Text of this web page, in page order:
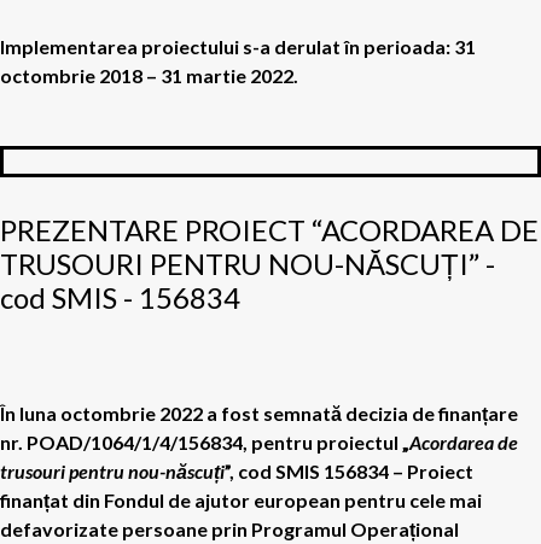
Implementarea proiectului s-a derulat în perioada: 31
octombrie 2018 – 31 martie 2022.
PREZENTARE PROIECT “ACORDAREA DE
TRUSOURI PENTRU NOU-NĂSCUȚI” -
cod SMIS - 156834
În luna octombrie 2022 a fost semnată decizia de finanțare
nr. POAD/1064/1/4/156834, pentru proiectul „Acordarea de
trusouri pentru nou-născuți”, cod SMIS 156834 – Proiect
finanțat din Fondul de ajutor european pentru cele mai
defavorizate persoane prin Programul Operațional